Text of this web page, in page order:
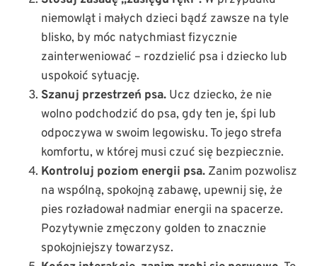
niemowląt i małych dzieci bądź zawsze na tyle
blisko, by móc natychmiast fizycznie
zainterweniować – rozdzielić psa i dziecko lub
uspokoić sytuację.
Szanuj przestrzeń psa. Ucz dziecko, że nie
wolno podchodzić do psa, gdy ten je, śpi lub
odpoczywa w swoim legowisku. To jego strefa
komfortu, w której musi czuć się bezpiecznie.
Kontroluj poziom energii psa. Zanim pozwolisz
na wspólną, spokojną zabawę, upewnij się, że
pies rozładował nadmiar energii na spacerze.
Pozytywnie zmęczony golden to znacznie
spokojniejszy towarzysz.